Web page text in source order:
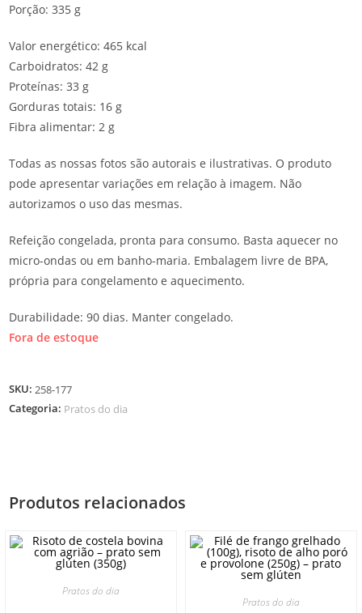
Porção: 335 g
Valor energético: 465 kcal
Carboidratos: 42 g
Proteínas: 33 g
Gorduras totais: 16 g
Fibra alimentar: 2 g
Todas as nossas fotos são autorais e ilustrativas. O produto
pode apresentar variações em relação à imagem. Não
autorizamos o uso das mesmas.
Refeição congelada, pronta para consumo. Basta aquecer no
micro-ondas ou em banho-maria. Embalagem livre de BPA,
própria para congelamento e aquecimento.
Durabilidade: 90 dias. Manter congelado.
Fora de estoque
SKU: 258-177
Categoria: Pratos do dia
Produtos relacionados
Pratos do dia
Pratos do dia